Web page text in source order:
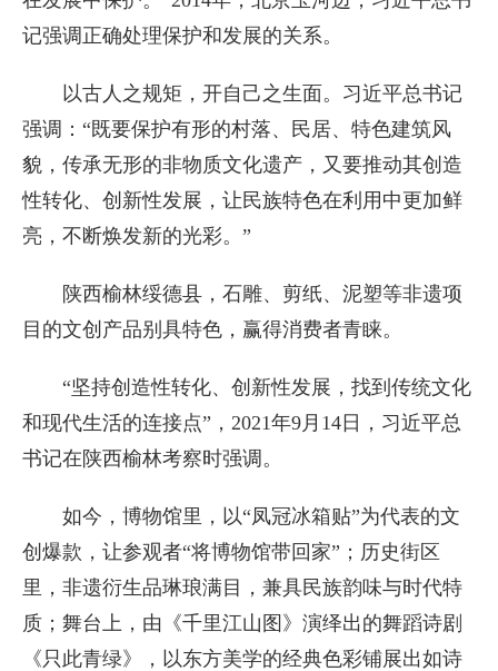
记强调正确处理保护和发展的关系。
以古人之规矩，开自己之生面。习近平总书记
强调：“既要保护有形的村落、民居、特色建筑风
貌，传承无形的非物质文化遗产，又要推动其创造
性转化、创新性发展，让民族特色在利用中更加鲜
亮，不断焕发新的光彩。”
陕西榆林绥德县，石雕、剪纸、泥塑等非遗项
目的文创产品别具特色，赢得消费者青睐。
“坚持创造性转化、创新性发展，找到传统文化
和现代生活的连接点”，2021年9月14日，习近平总
书记在陕西榆林考察时强调。
如今，博物馆里，以“凤冠冰箱贴”为代表的文
创爆款，让参观者“将博物馆带回家”；历史街区
里，非遗衍生品琳琅满目，兼具民族韵味与时代特
质；舞台上，由《千里江山图》演绎出的舞蹈诗剧
《只此青绿》，以东方美学的经典色彩铺展出如诗